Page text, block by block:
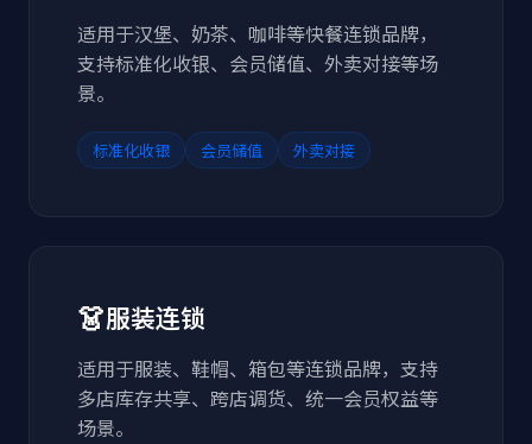
适用于汉堡、奶茶、咖啡等快餐连锁品牌，
支持标准化收银、会员储值、外卖对接等场
景。
标准化收银 会员储值 外卖对接
👗服装连锁
适用于服装、鞋帽、箱包等连锁品牌，支持
多店库存共享、跨店调货、统一会员权益等
场景。